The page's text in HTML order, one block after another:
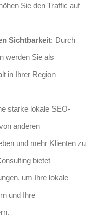
Sie den Traffic auf
Sichtbarkeit: Durch
werden Sie als
in Ihrer Region
starke lokale SEO-
anderen
und mehr Klienten zu
bietet
um Ihre lokale
und Ihre